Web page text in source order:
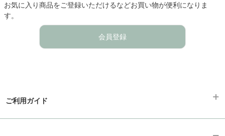
お気に入り商品をご登録いただけるなどお買い物が便利になりま
す。
会員登録
ご利用ガイド